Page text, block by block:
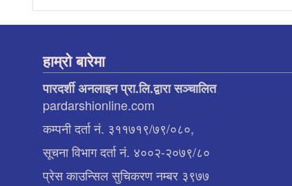
हाम्रो बारेमा
पारदर्शी अनलाइन प्रा.लि.द्वारा सञ्चालित
pardarshionline.com
कम्पनी दर्ता नं. ३११७१९/७९/०८०,
सूचना विभाग दर्ता नं. ४००२-२०७९/८०
प्रेस काउन्सिल सुचिकरण नम्बर ३९७७